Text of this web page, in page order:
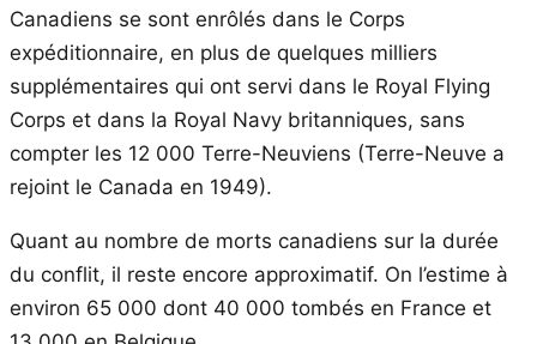
Canadiens se sont enrôlés dans le Corps
expéditionnaire, en plus de quelques milliers
supplémentaires qui ont servi dans le Royal Flying
Corps et dans la Royal Navy britanniques, sans
compter les 12 000 Terre-Neuviens (Terre-Neuve a
rejoint le Canada en 1949).
Quant au nombre de morts canadiens sur la durée
du conflit, il reste encore approximatif. On l’estime à
environ 65 000 dont 40 000 tombés en France et